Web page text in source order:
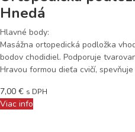
Hnedá
Hlavné body:
Masážna ortopedická podložka
bodov chodidiel. Podporuje
Hravou formou dieťa cvičí,
7,00 € s DPH
Viac info